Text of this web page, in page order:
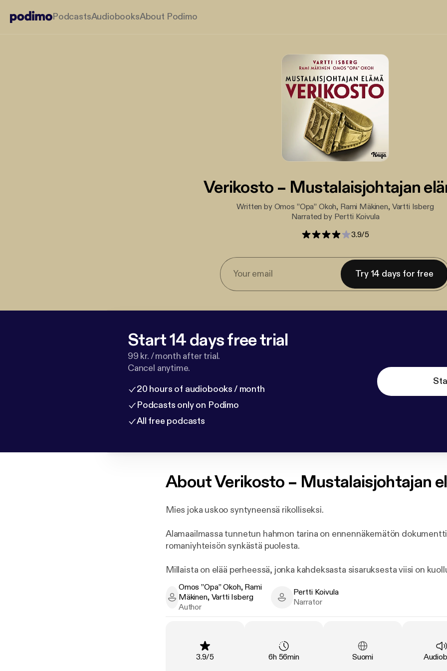
PodcastsAudiobooksAbout Podimo
Verikosto – Mustalaisjohtajan
Written by Omos ”Opa” Okoh, Rami Mäkinen, Vartti Isberg
Narrated by Pertti Koivula
3.9/5
Try 14 days for free
Start 14 days free trial
99 kr. / month after trial.
Cancel anytime.
20 hours of audiobooks / month
Podcasts only on Podimo
All free podcasts
AboutVerikosto – Mustalaisjohtajan
Mies joka uskoo syntyneensä rikolliseksi.
Alamaailmassa tunnetun hahmon tarina on ennennäkemätön
romaniyhteisön synkästä puolesta.
Millaista on elää perheessä, jonka kahdeksasta sisaruksesta viisi on
väkivaltaisesti? Millaiseksi 500 vuotta rotusortoa on muokannut
Vartti Isberg on myyttinen hahmo suomalaisessa alamaailmassa. Hän
Kymmenet silminnäkijät katsoivat kauhistuneena vierestä, kun Vartti
Omos ”Opa” Okoh, Rami Mäkinen, Vartti Isberg - Author
Omos ”Opa” Okoh, Rami
Mäkinen, Vartti Isberg
Author
Pertti Koivula - Narrator
Pertti Koivula
Narrator
Rating
3.9/5 Duration:
6h 56min Language
Suomi Type: